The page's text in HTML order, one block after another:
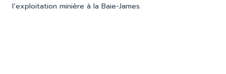
l’exploitation minière à la Baie-James.